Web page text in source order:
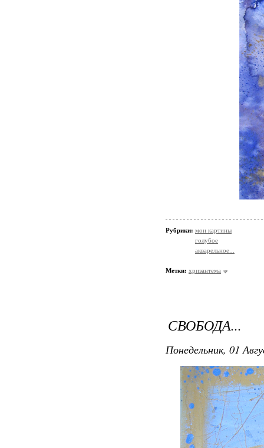
Рубрики: мои картины
голубое
акварельное...
Метки: хризантема
СВОБОДА...
Понедельник, 01